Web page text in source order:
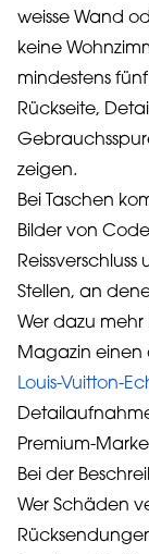
weisse Wand
keine
mindestens
Rückseite,
zeigen.
Bei Taschen
Bilder von
Stellen, an
Wer dazu
Magazin einen
Louis-Vuitton-
Premium-
Bei der
Wer Schäden